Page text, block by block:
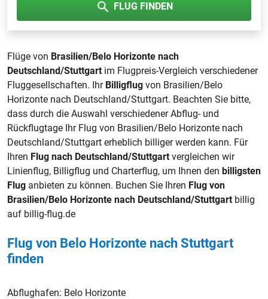
FLUG FINDEN
Flüge von Brasilien/Belo Horizonte nach
Deutschland/Stuttgart im Flugpreis-Vergleich verschiedener
Fluggesellschaften. Ihr Billigflug von Brasilien/Belo
Horizonte nach Deutschland/Stuttgart. Beachten Sie bitte,
dass durch die Auswahl verschiedener Abflug- und
Rückflugtage Ihr Flug von Brasilien/Belo Horizonte nach
Deutschland/Stuttgart erheblich billiger werden kann. Für
Ihren Flug nach Deutschland/Stuttgart vergleichen wir
Linienflug, Billigflug und Charterflug, um Ihnen den billigsten
Flug anbieten zu können. Buchen Sie Ihren Flug von
Brasilien/Belo Horizonte nach Deutschland/Stuttgart billig
auf billig-flug.de
Flug von Belo Horizonte nach Stuttgart
finden
Abflughafen: Belo Horizonte